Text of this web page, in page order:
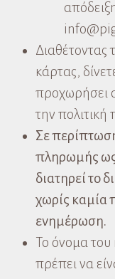
Διαθέτοντας
κάρτας,
προχωρήσει
την
Σε
πληρωμής ως
διατηρεί το
χωρίς καμία
ενημέρωση.
Το όνομα του
πρέπει να